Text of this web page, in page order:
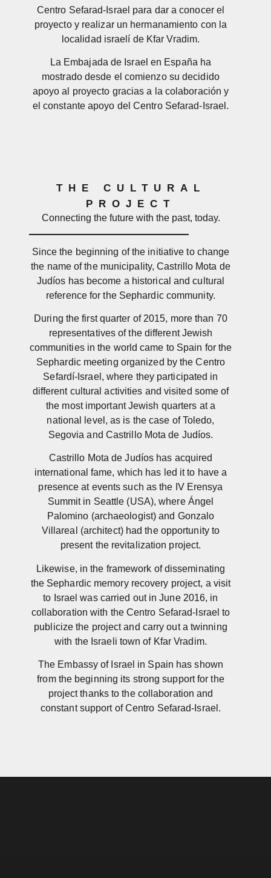
Centro Sefarad-Israel para dar a conocer el
proyecto y realizar un hermanamiento con la
localidad israelí de Kfar Vradim.
La Embajada de Israel en España ha
mostrado desde el comienzo su decidido
apoyo al proyecto gracias a la colaboración y
el constante apoyo del Centro Sefarad-Israel.
THE CULTURAL
PROJECT
Connecting the future with the past, today.
Since the beginning of the initiative to change
the name of the municipality, Castrillo Mota de
Judíos has become a historical and cultural
reference for the Sephardic community.
During the first quarter of 2015, more than 70
representatives of the different Jewish
communities in the world came to Spain for the
Sephardic meeting organized by the Centro
Sefardí-Israel, where they participated in
different cultural activities and visited some of
the most important Jewish quarters at a
national level, as is the case of Toledo,
Segovia and Castrillo Mota de Judíos.
Castrillo Mota de Judíos has acquired
international fame, which has led it to have a
presence at events such as the IV Erensya
Summit in Seattle (USA), where Ángel
Palomino (archaeologist) and Gonzalo
Villareal (architect) had the opportunity to
present the revitalization project.
Likewise, in the framework of disseminating
the Sephardic memory recovery project, a visit
to Israel was carried out in June 2016, in
collaboration with the Centro Sefarad-Israel to
publicize the project and carry out a twinning
with the Israeli town of Kfar Vradim.
The Embassy of Israel in Spain has shown
from the beginning its strong support for the
project thanks to the collaboration and
constant support of Centro Sefarad-Israel.